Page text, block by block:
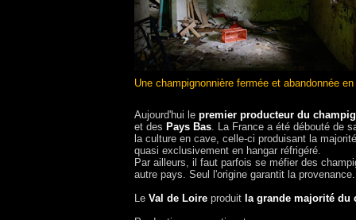
Aujourd'hui le premier producteur du
et des Pays Bas. La France a été débouté de
la culture en cave, celle-ci produisant la
quasi exclusivement en hangar réfrigéré.
Par ailleurs, il faut parfois se méfier des
autre pays. Seul l'origine garantit la provenance.
Le Val de Loire produit la grande majorité du
Une champignonnière fermée et abandonnée